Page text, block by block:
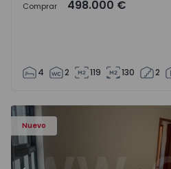
Comprar 498.000 €
4 2 119 130 2
Nuevo
- 15
Apartamento T3 Sintra,